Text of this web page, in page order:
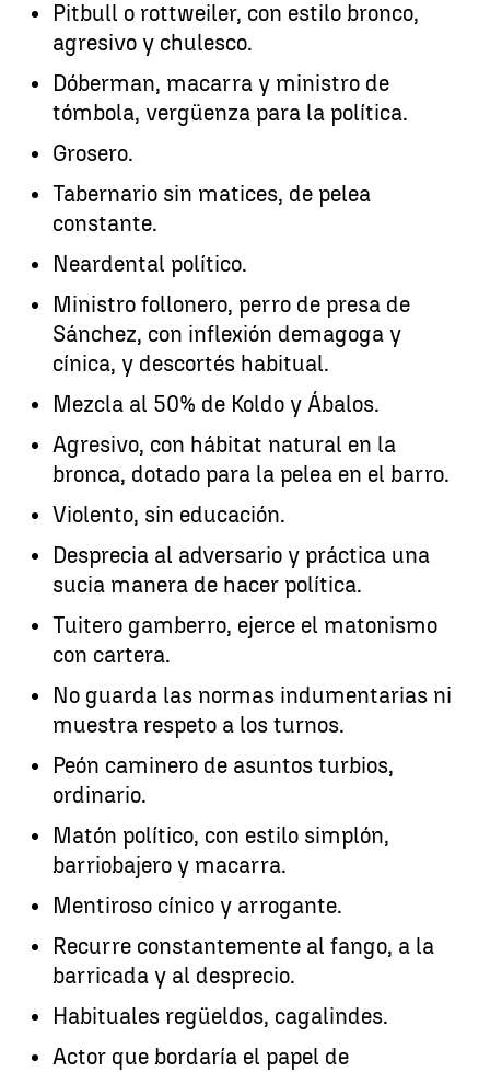
Pitbull o rottweiler, con estilo bronco,
agresivo y chulesco.
Dóberman, macarra y ministro de
tómbola, vergüenza para la política.
Grosero.
Tabernario sin matices, de pelea
constante.
Neardental político.
Ministro follonero, perro de presa de
Sánchez, con inflexión demagoga y
cínica, y descortés habitual.
Mezcla al 50% de Koldo y Ábalos.
Agresivo, con hábitat natural en la
bronca, dotado para la pelea en el barro.
Violento, sin educación.
Desprecia al adversario y práctica una
sucia manera de hacer política.
Tuitero gamberro, ejerce el matonismo
con cartera.
No guarda las normas indumentarias ni
muestra respeto a los turnos.
Peón caminero de asuntos turbios,
ordinario.
Matón político, con estilo simplón,
barriobajero y macarra.
Mentiroso cínico y arrogante.
Recurre constantemente al fango, a la
barricada y al desprecio.
Habituales regüeldos, cagalindes.
Actor que bordaría el papel de